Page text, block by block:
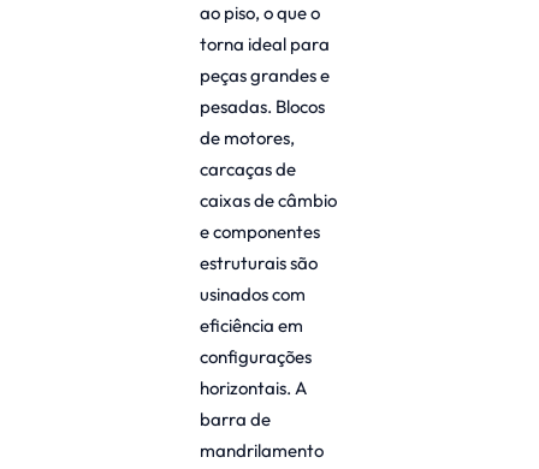
ao piso, o que o
torna ideal para
peças grandes e
pesadas. Blocos
de motores,
carcaças de
caixas de câmbio
e componentes
estruturais são
usinados com
eficiência em
configurações
horizontais. A
barra de
mandrilamento